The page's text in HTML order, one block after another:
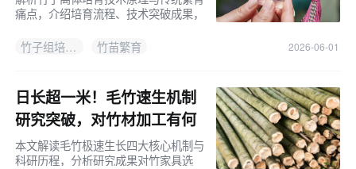
痛点，介绍培育流程、技术突破成果，
给和产业发展的实用价值。
竹子组培技术 竹苗繁育 2026-06-01
日长超一米！毛竹速生机制
研究突破，对竹材加工有何
深远影响
本文解读毛竹极速生长四大核心机制与
科研历程，分析研究成果对竹家具选